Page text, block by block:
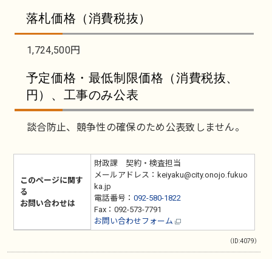
落札価格（消費税抜）
1,724,500円
予定価格・最低制限価格（消費税抜、
円）、工事のみ公表
談合防止、競争性の確保のため公表致しません。
このページに関す
る
お問い合わせは
財政課 契約・検査担当
メールアドレス：keiyaku@city.onojo.fukuo
ka.jp
電話番号： 092-580-1822
Fax：092-573-7791
お問い合わせフォーム
（ID:4079）